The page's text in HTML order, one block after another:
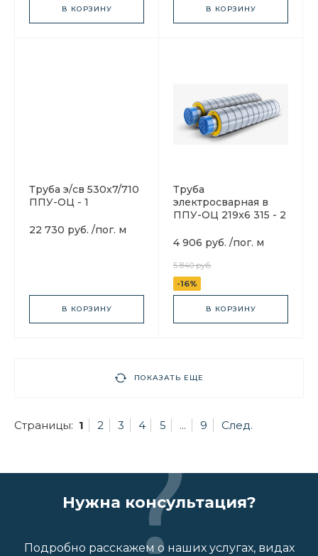
В КОРЗИНУ В КОРЗИНУ
Труба э/св 530х7/710
ППУ-ОЦ - 1
22 730 руб. /пог. м
В КОРЗИНУ
Труба
электросварная в
ППУ-ОЦ 219x6 315 - 2
4 906 руб. /пог. м
5 840 руб.
-16%
В КОРЗИНУ
ПОКАЗАТЬ ЕЩЕ
Страницы: 1 2 3 4 5 ... 9 След.
Нужна консультация?
Подробно расскажем о наших услугах, видах